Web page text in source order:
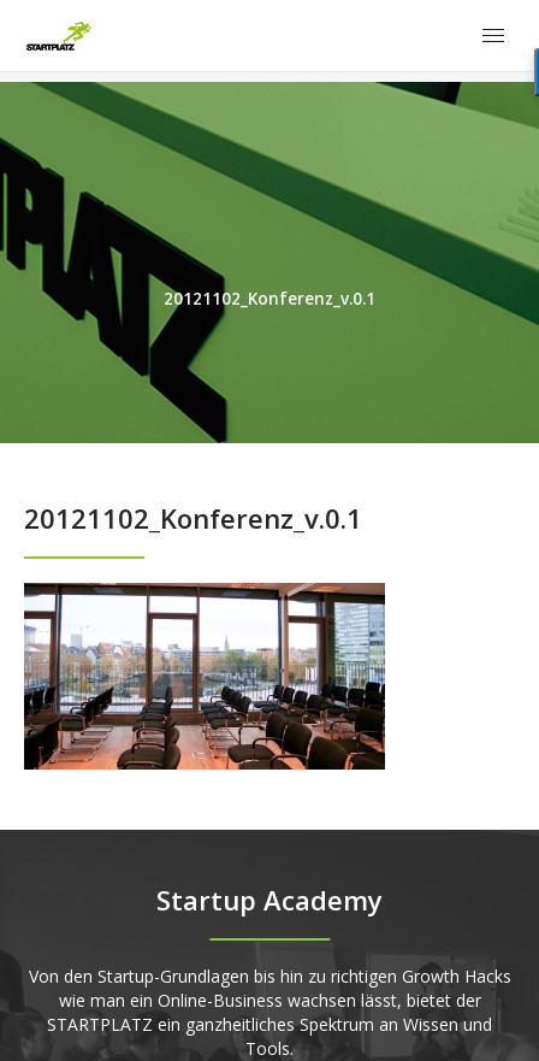
20121102_Konferenz_v.0.1
20121102_Konferenz_v.0.1
Startup Academy
Von den Startup-Grundlagen bis hin zu richtigen Growth Hacks
wie man ein Online-Business wachsen lässt, bietet der
STARTPLATZ ein ganzheitliches Spektrum an Wissen und
Tools.